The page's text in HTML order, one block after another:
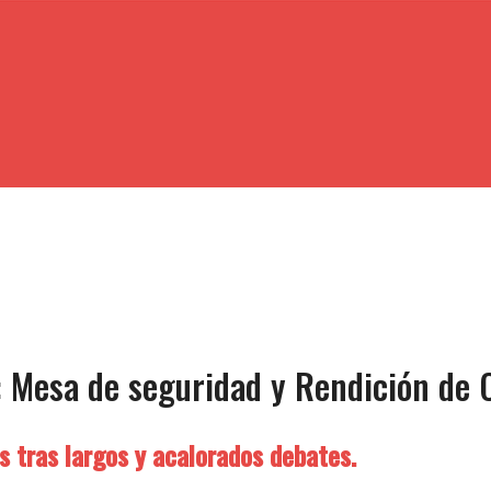
de seguridad y Rendición de
tras largos y acalorados debates.